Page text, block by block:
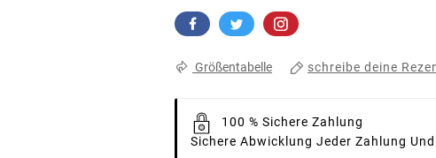
Größentabelle schreibe deine
100 % Sichere Zahlung
Sichere Abwicklung Jeder Zahlung